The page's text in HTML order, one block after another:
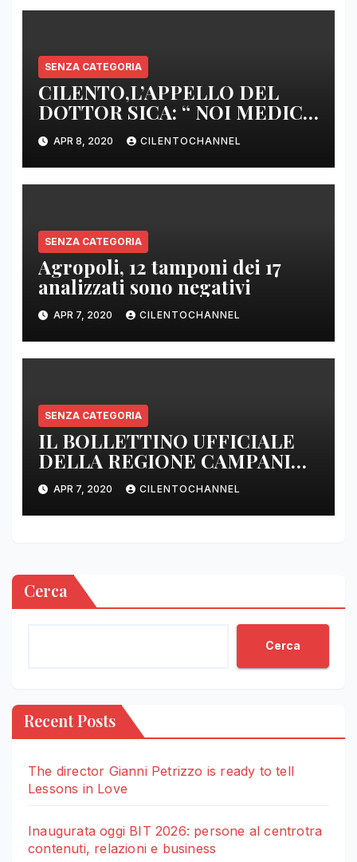
SENZA CATEGORIA
CILENTO,L’APPELLO DEL
DOTTOR SICA: “ NOI MEDICI
DI BASE SIAMO SENZA ARMI
E SENZA PRESIDI”
APR 8, 2020 CILENTOCHANNEL
SENZA CATEGORIA
Agropoli, 12 tamponi dei 17
analizzati sono negativi
APR 7, 2020 CILENTOCHANNEL
SENZA CATEGORIA
IL BOLLETTINO UFFICIALE
DELLA REGIONE CAMPANIA
DELLE ORE 22.00
APR 7, 2020 CILENTOCHANNEL
Cerca
Cerca
Recent Posts
The director Gianni Petrizzo is ready to tell
Lessons in Love
Inaugurata oggi BIT 2026: persone al centrotra
contenuti, relazioni e business